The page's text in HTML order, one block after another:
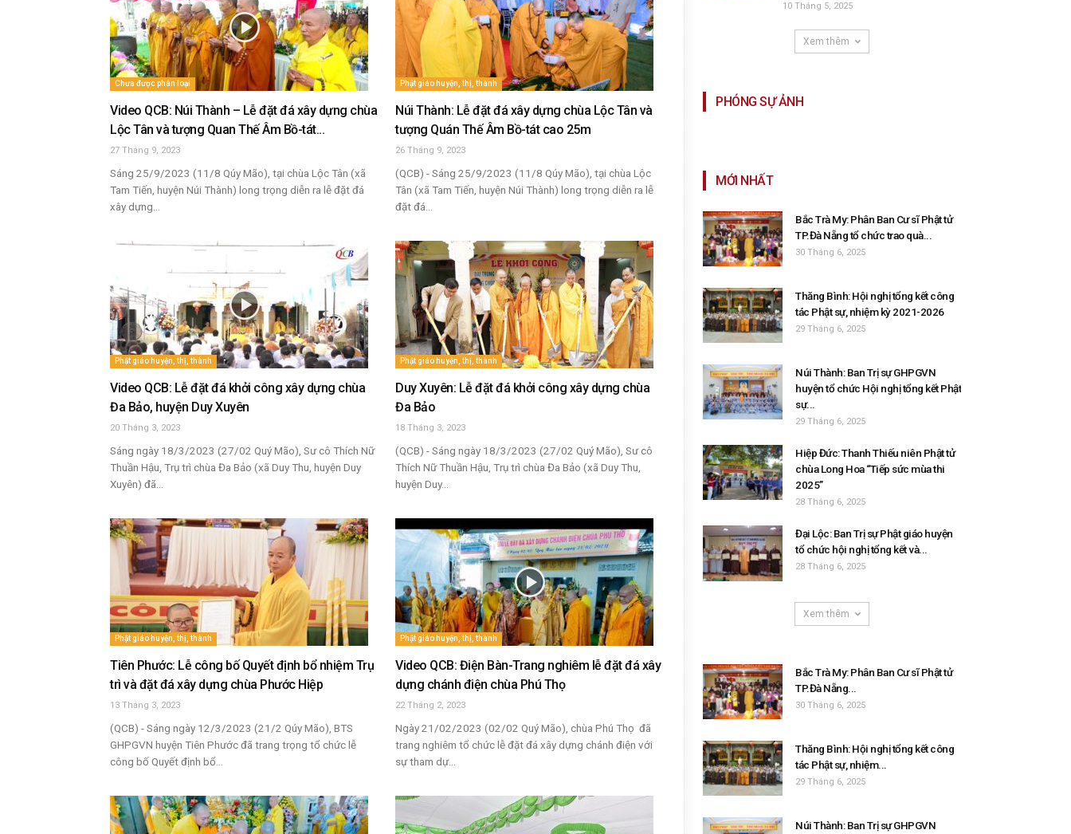
Chưa được phân loại
Video QCB: Núi Thành – Lễ đặt đá xây dựng chùa
Lộc Tân và tượng Quan Thế Âm Bồ-tát...
27 Tháng 9, 2023
Sáng 25/9/2023 (11/8 Qúy Mão), tại chùa Lộc Tân (xã
Tam Tiến, huyện Núi Thành) long trọng diễn ra lễ đặt đá
xây dựng...
Phật giáo huyện, thị, thành
Núi Thành: Lễ đặt đá xây dựng chùa Lộc Tân và
tượng Quán Thế Âm Bồ-tát cao 25m
26 Tháng 9, 2023
(QCB) - Sáng 25/9/2023 (11/8 Qúy Mão), tại chùa Lộc
Tân (xã Tam Tiến, huyện Núi Thành) long trọng diễn ra lễ
đặt đá...
Phật giáo huyện, thị, thành
Video QCB: Lễ đặt đá khởi công xây dựng chùa
Đa Bảo, huyện Duy Xuyên
20 Tháng 3, 2023
Sáng ngày 18/3/2023 (27/02 Quý Mão), Sư cô Thích Nữ
Thuần Hậu, Trụ trì chùa Đa Bảo (xã Duy Thu, huyện Duy
Xuyên) đã...
Phật giáo huyện, thị, thành
Duy Xuyên: Lễ đặt đá khởi công xây dựng chùa
Đa Bảo
18 Tháng 3, 2023
(QCB) - Sáng ngày 18/3/2023 (27/02 Quý Mão), Sư cô
Thích Nữ Thuần Hậu, Trụ trì chùa Đa Bảo (xã Duy Thu,
huyện Duy...
Phật giáo huyện, thị, thành
Tiên Phước: Lễ công bố Quyết định bổ nhiệm Trụ
trì và đặt đá xây dựng chùa Phước Hiệp
13 Tháng 3, 2023
(QCB) - Sáng ngày 12/3/2023 (21/2 Qúy Mão), BTS
GHPGVN huyện Tiên Phước đã trang trọng tổ chức lễ
công bố Quyết định bổ...
Phật giáo huyện, thị, thành
Video QCB: Điện Bàn-Trang nghiêm lễ đặt đá xây
dựng chánh điện chùa Phú Thọ
22 Tháng 2, 2023
Ngày 21/02/2023 (02/02 Quý Mão), chùa Phú Thọ đã
trang nghiêm tổ chức lễ đặt đá xây dựng chánh điện với
sự tham dự...
10 Tháng 5, 2025
Xem thêm
PHÓNG SỰ ẢNH
MỚI NHẤT
Bắc Trà My: Phân Ban Cư sĩ Phật tử
TP.Đà Nẵng tổ chức trao quà...
30 Tháng 6, 2025
Thăng Bình: Hội nghị tổng kết công
tác Phật sự, nhiệm kỳ 2021-2026
29 Tháng 6, 2025
Núi Thành: Ban Trị sự GHPGVN
huyện tổ chức Hội nghị tổng kết Phật
sự...
29 Tháng 6, 2025
Hiệp Đức: Thanh Thiếu niên Phật tử
chùa Long Hoa “Tiếp sức mùa thi
2025”
28 Tháng 6, 2025
Đại Lộc: Ban Trị sự Phật giáo huyện
tổ chức hội nghị tổng kết và...
28 Tháng 6, 2025
Xem thêm
Bắc Trà My: Phân Ban Cư sĩ Phật tử
TP.Đà Nẵng...
30 Tháng 6, 2025
Thăng Bình: Hội nghị tổng kết công
tác Phật sự, nhiệm...
29 Tháng 6, 2025
Núi Thành: Ban Trị sự GHPGVN